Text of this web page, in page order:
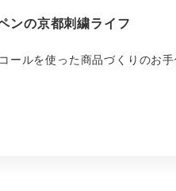
ンの京都刺繍ライフ
ールを使った商品づくりのお